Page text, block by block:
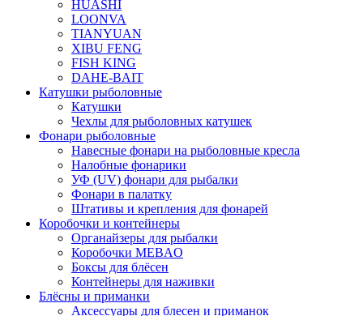
HUASHI
LOONVA
TIANYUAN
XIBU FENG
FISH KING
DAHE-BAIT
Катушки рыболовные
Катушки
Чехлы для рыболовных катушек
Фонари рыболовные
Навесные фонари на рыболовные кресла
Налобные фонарики
УФ (UV) фонари для рыбалки
Фонари в палатку
Штативы и крепления для фонарей
Коробочки и контейнеры
Органайзеры для рыбалки
Коробочки MEBAO
Боксы для блёсен
Контейнеры для наживки
Блёсны и приманки
Аксессуары для блесен и приманок